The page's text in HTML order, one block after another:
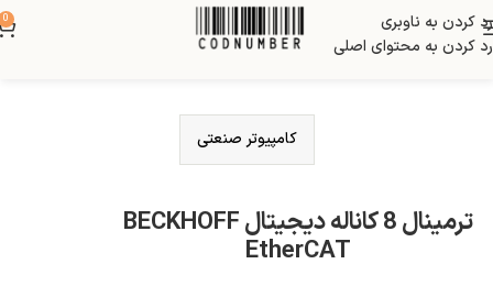
رد کردن به ناوبری
رد کردن به محتوای اصلی
0
کامپیوتر صنعتی
ترمینال 8 کاناله دیجیتال BECKHOFF
EtherCAT